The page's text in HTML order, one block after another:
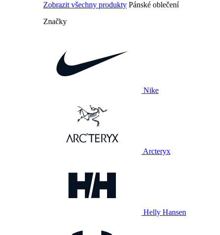
Zobrazit všechny produkty Pánské oblečení
Značky
Nike
Arcteryx
Helly Hansen